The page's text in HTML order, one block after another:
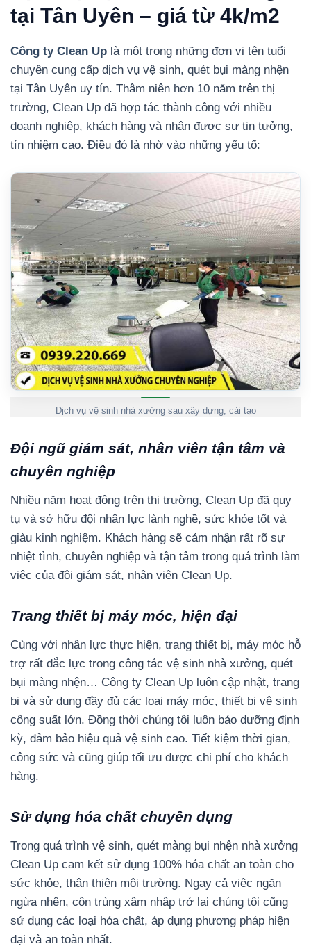
tại Tân Uyên – giá từ 4k/m2
Công ty Clean Up là một trong những đơn vị tên tuổi
chuyên cung cấp dịch vụ vệ sinh, quét bụi màng nhện
tại Tân Uyên uy tín. Thâm niên hơn 10 năm trên thị
trường, Clean Up đã hợp tác thành công với nhiều
doanh nghiệp, khách hàng và nhận được sự tin tưởng,
tín nhiệm cao. Điều đó là nhờ vào những yếu tố:
Dịch vụ vệ sinh nhà xưởng sau xây dựng, cải tạo
Đội ngũ giám sát, nhân viên tận tâm và
chuyên nghiệp
Nhiều năm hoạt động trên thị trường, Clean Up đã quy
tụ và sở hữu đội nhân lực lành nghề, sức khỏe tốt và
giàu kinh nghiệm. Khách hàng sẽ cảm nhận rất rõ sự
nhiệt tình, chuyên nghiệp và tận tâm trong quá trình làm
việc của đội giám sát, nhân viên Clean Up.
Trang thiết bị máy móc, hiện đại
Cùng với nhân lực thực hiện, trang thiết bị, máy móc hỗ
trợ rất đắc lực trong công tác vệ sinh nhà xưởng, quét
bụi màng nhện… Công ty Clean Up luôn cập nhật, trang
bị và sử dụng đầy đủ các loại máy móc, thiết bị vệ sinh
công suất lớn. Đồng thời chúng tôi luôn bảo dưỡng định
kỳ, đảm bảo hiệu quả vệ sinh cao. Tiết kiệm thời gian,
công sức và cũng giúp tối ưu được chi phí cho khách
hàng.
Sử dụng hóa chất chuyên dụng
Trong quá trình vệ sinh, quét màng bụi nhện nhà xưởng
Clean Up cam kết sử dụng 100% hóa chất an toàn cho
sức khỏe, thân thiện môi trường. Ngay cả việc ngăn
ngừa nhện, côn trùng xâm nhập trở lại chúng tôi cũng
sử dụng các loại hóa chất, áp dụng phương pháp hiện
đại và an toàn nhất.